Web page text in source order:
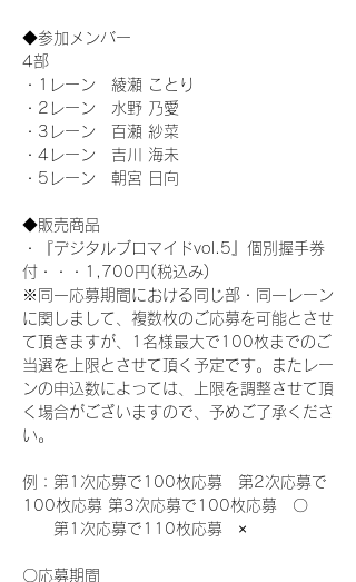
◆参加メンバー
4部
・1レーン　綾瀬 ことり
・2レーン　水野 乃愛
・3レーン　百瀬 紗菜
・4レーン　吉川 海未
・5レーン　朝宮 日向
◆販売商品
・『デジタルブロマイドvol.5』個別握手券
付・・・1,700円(税込み)
※同一応募期間における同じ部・同一レーン
に関しまして、複数枚のご応募を可能とさせ
て頂きますが、1名様最大で100枚までのご
当選を上限とさせて頂く予定です。またレー
ンの申込数によっては、上限を調整させて頂
く場合がございますので、予めご了承くださ
い。
例：第1次応募で100枚応募　第2次応募で
100枚応募 第3次応募で100枚応募　〇
第1次応募で110枚応募　×
〇応募期間